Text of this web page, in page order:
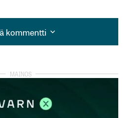
kommentti
kommentti
kirjautua